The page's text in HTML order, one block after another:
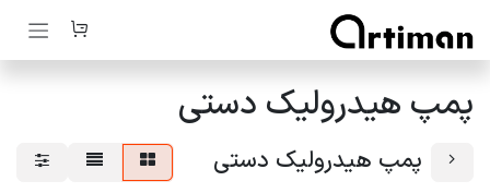
صرف نظر و مشاهده محتوا
پمپ هیدرولیک دستی
پمپ هیدرولیک دستی